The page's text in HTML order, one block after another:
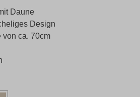
Daune
Design
von ca. 70cm